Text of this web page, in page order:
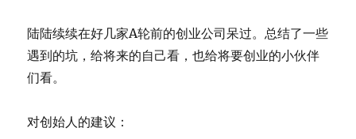
陆陆续续在好几家A轮前的创业公司呆过。总结了一些
遇到的坑，给将来的自己看，也给将要创业的小伙伴
们看。
对创始人的建议：